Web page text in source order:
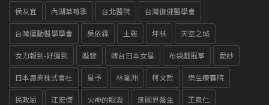
侯友宜 內湖草莓季 台北醫院 台灣復健醫學會
台灣運動醫學學會 吳依霖 土雞 坪林 天空之城
女力報到-好運到 婚變 嫁台日本女星 布袋戲風箏 愛紗
日本農業株式會社 星予 林瀛洲 柯文哲 樂生療養院
民政局 江宏傑 火神的眼淚 無國界醫生 王泉仁